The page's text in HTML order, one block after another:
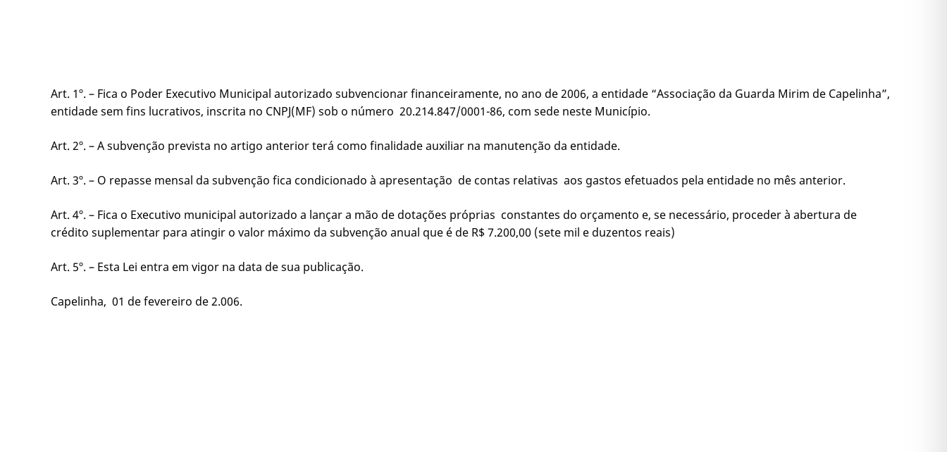
Art. 1º. – Fica o Poder Executivo Municipal autorizado subvencionar financeiramente, no ano de 2006, a entidade “Associação da Guarda Mirim de Capelinha”,
entidade sem fins lucrativos, inscrita no CNPJ(MF) sob o número 20.214.847/0001-86, com sede neste Município.
Art. 2º. – A subvenção prevista no artigo anterior terá como finalidade auxiliar na manutenção da entidade.
Art. 3º. – O repasse mensal da subvenção fica condicionado à apresentação de contas relativas aos gastos efetuados pela entidade no mês anterior.
Art. 4º. – Fica o Executivo municipal autorizado a lançar a mão de dotações próprias constantes do orçamento e, se necessário, proceder à abertura de
crédito suplementar para atingir o valor máximo da subvenção anual que é de R$ 7.200,00 (sete mil e duzentos reais)
Art. 5º. – Esta Lei entra em vigor na data de sua publicação.
Capelinha, 01 de fevereiro de 2.006.